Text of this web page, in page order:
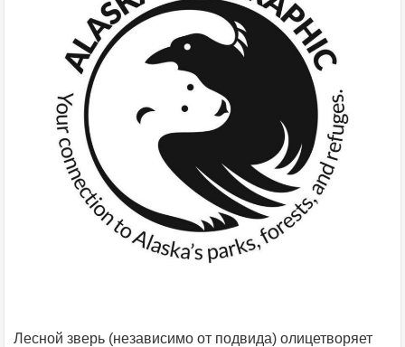
Лесной зверь (независимо от подвида) олицетворяет